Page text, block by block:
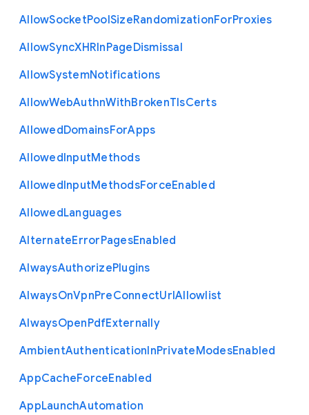
AllowSocketPoolSizeRandomizationForProxies
AllowSyncXHRInPageDismissal
AllowSystemNotifications
AllowWebAuthnWithBrokenTlsCerts
AllowedDomainsForApps
AllowedInputMethods
AllowedInputMethodsForceEnabled
AllowedLanguages
AlternateErrorPagesEnabled
AlwaysAuthorizePlugins
AlwaysOnVpnPreConnectUrlAllowlist
AlwaysOpenPdfExternally
AmbientAuthenticationInPrivateModesEnabled
AppCacheForceEnabled
AppLaunchAutomation